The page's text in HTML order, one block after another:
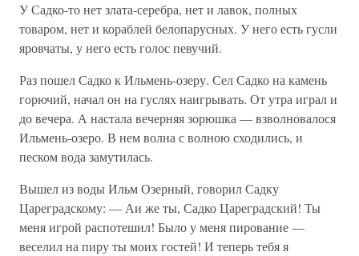
У Садко-то нет злата-серебра, нет и лавок, полных
товаром, нет и кораблей белопарусных. У него есть гусли
яровчаты, у него есть голос певучий.
Раз пошел Садко к Ильмень-озеру. Сел Садко на камень
горючий, начал он на гуслях наигрывать. От утра играл и
до вечера. А настала вечерняя зорюшка — взволновалося
Ильмень-озеро. В нем волна с волною сходились, и
песком вода замутилась.
Вышел из воды Ильм Озерный, говорил Садку
Цареградскому: — Аи же ты, Садко Цареградский! Ты
меня игрой распотешил! Было у меня пирование —
веселил на пиру ты моих гостей! И теперь тебя я